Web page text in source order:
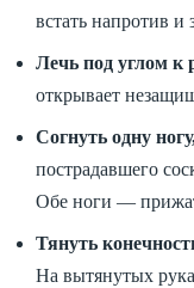
встать напротив и
Лечь под углом к
открывает
Согнуть одну
пострадавшего
Обе ноги —
Тянуть
На вытянутых